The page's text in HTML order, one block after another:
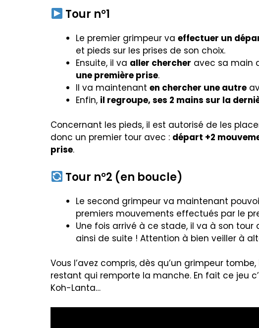
Tour n°1
Le premier grimpeur va effectuer un
et pieds sur les prises de son choix.
Ensuite, il va aller chercher avec sa main
une première prise.
Il va maintenant en chercher une autre
Enfin, il regroupe, ses 2 mains sur la
Concernant les pieds, il est autorisé de les
donc un premier tour avec : départ +2
prise.
Tour n°2 (en boucle)
Le second grimpeur va maintenant
premiers mouvements effectués par le
Une fois arrivé à ce stade, il va à son
ainsi de suite ! Attention à bien veiller à
Vous l’avez compris, dès qu’un grimpeur
restant qui remporte la manche. En fait ce jeu
Koh-Lanta…